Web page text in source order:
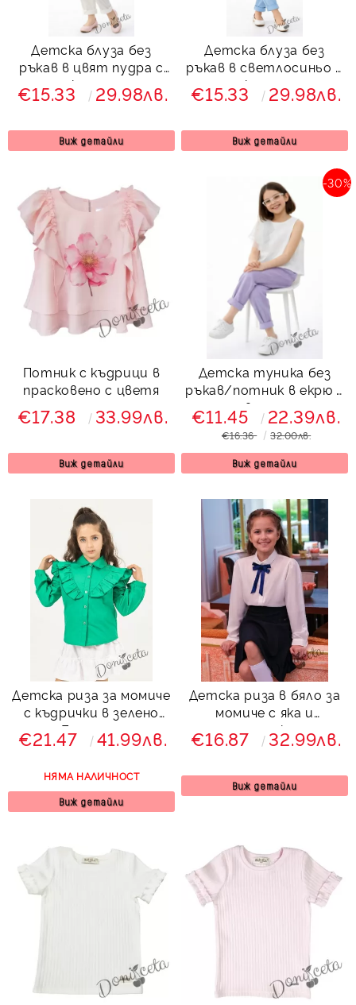
Детска блуза без
ръкав в цвят пудра с
панделка за момиче
Вая
€15.33 29.98лв.
Виж детайли
Детска блуза без
ръкав в светлосиньо с
панделка за момиче
Вая
€15.33 29.98лв.
Виж детайли
Потник с къдрици в
прасковено с цветя
€17.38 33.99лв.
Виж детайли
Детска туника без
ръкав/потник в екрю с
волан
-30%
€11.45 22.39лв.
€16.36 32.00лв.
Виж детайли
Детска риза за момиче
с къдрички в зелено
Беатрис
€21.47 41.99лв.
НЯМА НАЛИЧНОСТ
Виж детайли
Детска риза в бяло за
момиче с яка и
панделка
€16.87 32.99лв.
Виж детайли